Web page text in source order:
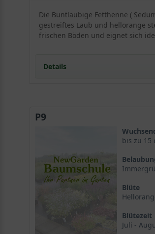
Die Buntlaubige Fetthenne (
gestreiftes Laub und hellorange
frischen Böden und eignet sich
Details
Blüte und Frucht
Ansprüche an Licht und Boden
Blüte und Blattwerk der
Das besondere Laub
Die orangefarbene Blüte von
Steingarten und
Bienenweide und Grabgestaltung
P9
bis zu 15
Blüte
Blütezeit
Juli -